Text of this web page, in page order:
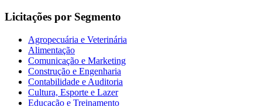
Licitações por Segmento
Agropecuária e Veterinária
Alimentação
Comunicação e Marketing
Construção e Engenharia
Contabilidade e Auditoria
Cultura, Esporte e Lazer
Educação e Treinamento